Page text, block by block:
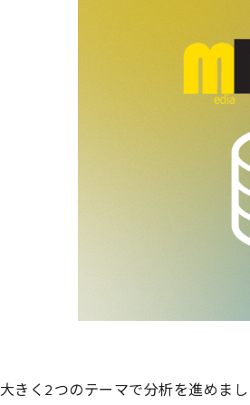
大きく2つのテーマで分析を進めまし